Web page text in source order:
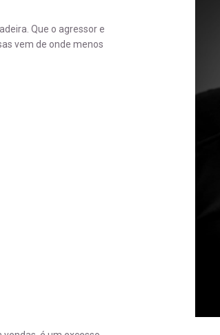
Que o agressor e
vem de onde menos